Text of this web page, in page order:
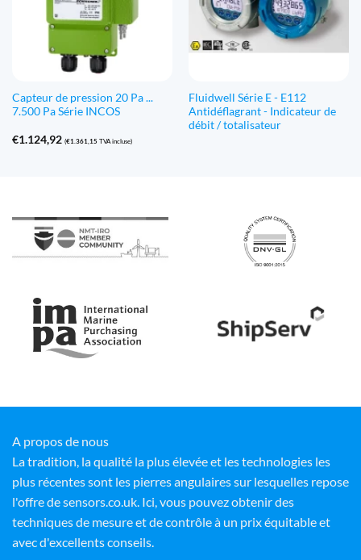
Capteur de pression 20 Pa ...
7.500 Pa Série INCOS
€1.124,92 (€1.361,15 TVA incluse)
Fluidwell Série E - E112
Antidéflagrant - Indicateur de
débit / totalisateur
A propos de nous
La tradition, la qualité la plus élevée et les technologies les
plus récentes sont les pierres angulaires sur lesquelles repose
l'offre de sensors.co.uk. Ici, vous pouvez obtenir des
techniques de mesure et de contrôle à un prix équitable et
avec d'excellents conseils.